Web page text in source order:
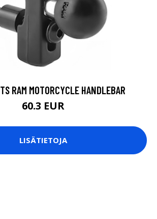
RAM MOTORCYCLE HANDLEBAR
60.3 EUR
LISÄTIETOJA